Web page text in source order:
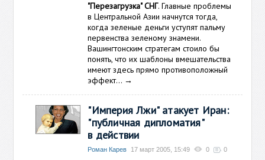
"Перезагрузка" СНГ. Главные проблемы
в Центральной Азии начнутся тогда,
когда зеленые деньги уступят пальму
первенства зеленому знамени.
Вашингтонским стратегам стоило бы
понять, что их шаблоны вмешательства
имеют здесь прямо противоположный
эффект… →
"Империя Лжи" атакует Иран:
"публичная дипломатия"
в действии
Роман Карев 17 март 2005, 15:49 0 0